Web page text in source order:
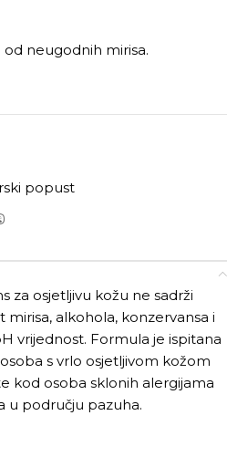
neugodnih mirisa.
popust
za osjetljivu kožu ne sadrži
alkohola, konzervansa i
vrijednost. Formula je ispitana
s vrlo osjetljivom kožom
kod osoba sklonih alergijama
u području pazuha.